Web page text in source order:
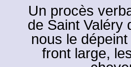
Un procès
de Saint Valéry
nous le
front large,